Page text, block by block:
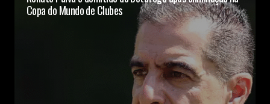
Copa do Mundo de Clubes